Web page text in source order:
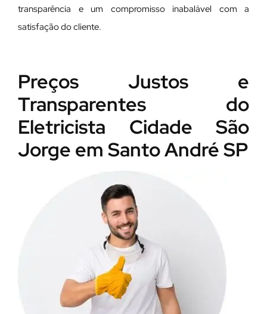
transparência e um compromisso inabalável com a
satisfação do cliente.
Preços Justos e
Transparentes do
Eletricista Cidade São
Jorge em Santo André SP